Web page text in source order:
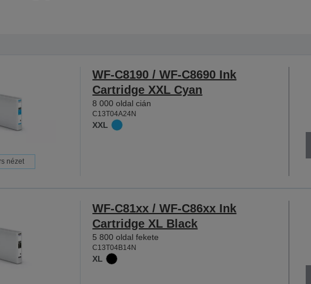
nézet
WF-C8190 / WF-C8690 Ink
Cartridge XXL Cyan
8 000 oldal cián
C13T04A24N
XXL
WF-C81xx / WF-C86xx Ink
Cartridge XL Black
5 800 oldal fekete
C13T04B14N
XL